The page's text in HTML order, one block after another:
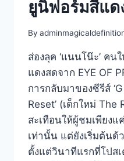
ยูนิฟอร์มสีแด
By
ส่องลุค ‘แนนโน๊ะ’ ค
แดงสดจาก EYE OF
การกลับมาของซีรีส์
Reset’ (เด็กใหม่ The
สะเทือนให้ผู้ชมเพียง
เท่านั้น แต่ยังเริ่มต้นด้
ตั้งแต่วินาทีแรกที่โปส